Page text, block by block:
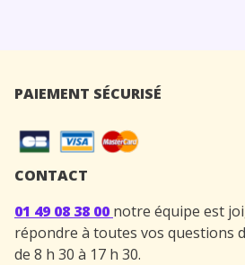
PAIEMENT SÉCURISÉ
CONTACT
01 49 08 38 00 notre équipe est
répondre à toutes vos questions
de 8 h 30 à 17 h 30.